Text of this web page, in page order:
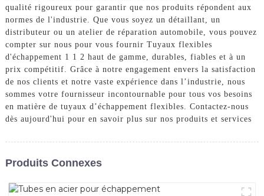
qualité rigoureux pour garantir que nos produits répondent aux
normes de l'industrie. Que vous soyez un détaillant, un
distributeur ou un atelier de réparation automobile, vous pouvez
compter sur nous pour vous fournir Tuyaux flexibles
d'échappement 1 1 2 haut de gamme, durables, fiables et à un
prix compétitif. Grâce à notre engagement envers la satisfaction
de nos clients et notre vaste expérience dans l’industrie, nous
sommes votre fournisseur incontournable pour tous vos besoins
en matière de tuyaux d’échappement flexibles. Contactez-nous
dès aujourd'hui pour en savoir plus sur nos produits et services
Produits Connexes